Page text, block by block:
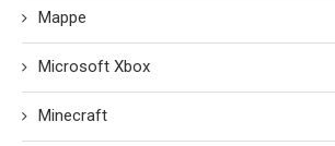
Mappe
Microsoft Xbox
Minecraft